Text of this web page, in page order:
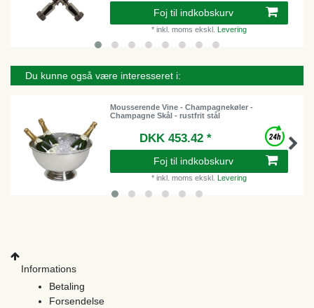
Foj til indkobskurv
* inkl. moms ekskl. Levering
Du kunne også være interesseret i:
Mousserende Vine - Champagnekøler -
Champagne Skål - rustfrit stål
DKK 453.42 *
Foj til indkobskurv
* inkl. moms ekskl. Levering
Informations
Betaling
Forsendelse